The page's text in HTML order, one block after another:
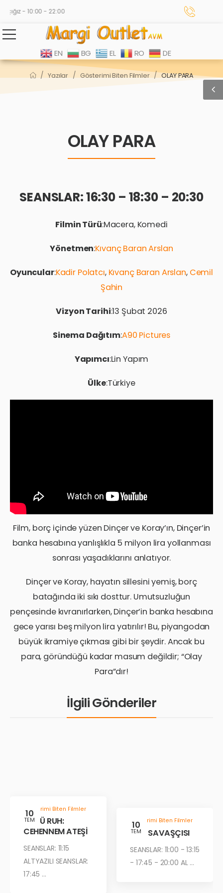
- 10:00 - 22:00
EN BG EL RO DE
/ Yazılar / Gösterimi Biten Filmler / OLAY PARA
OLAY PARA
SEANSLAR: 16:30 – 18:30 – 20:30
Filmin Türü:Macera, Komedi
Yönetmen:Kıvanç Baran Arslan
Oyuncular:Kadir Polatcı, Kıvanç Baran Arslan, Cemil
Şahin
Vizyon Tarihi:13 Şubat 2026
Sinema Dağıtım:A90 Pictures
Yapımcı:Lin Yapım
Ülke:Türkiye
Film, borç içinde yüzen Dinçer ve Koray’ın, Dinçer’in
banka hesabına yanlışlıkla 5 milyon lira yollanması
sonrası yaşadıklarını anlatıyor.
Dinçer ve Koray, hayatın sillesini yemiş, borç
batağında iki sıkı dosttur. Umutsuzluğun
pençesinde kıvranırlarken, Dinçer’in banka hesabına
gece yarısı beş milyon lira yatırılır! Bu, piyangodan
büyük ikramiye çıkması gibi bir şeydir. Ancak bu
para, göründüğü kadar masum değildir; “Olay
Para”dır!
İlgili Gönderiler
10
TEM
Gösterimi Biten Filmler
KÖTÜ RUH:
CEHENNEM ATEŞİ
SEANSLAR: 11:15
ALTYAZILI SEANSLAR:
17:45 ...
10
TEM
Gösterimi Biten Filmler
ÇÖL SAVAŞÇISI
SEANSLAR: 11:00 - 13:15
- 17:45 - 20:00 AL ...